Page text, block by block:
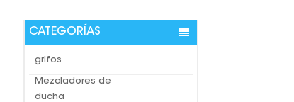
CATEGORÍAS
grifos
Mezcladores de
ducha